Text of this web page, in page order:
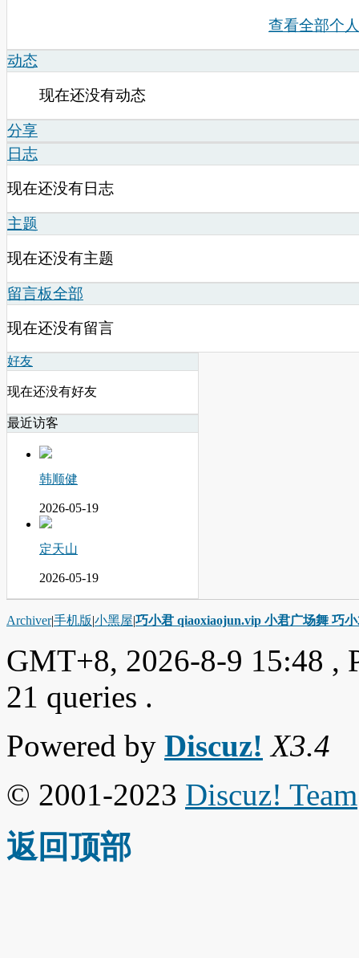
查看全部个
动态
现在还没有动态
分享
日志
现在还没有日志
主题
现在还没有主题
留言板全部
现在还没有留言
好友
现在还没有好友
最近访客
韩顺健
2026-05-19
定天山
2026-05-19
Archiver|手机版|小黑屋|巧小君 qiaoxiaojun.vip 小君广场舞 巧
GMT+8, 2026-8-9 15:48 ,
21 queries .
Powered by Discuz! X3.4
© 2001-2023 Discuz! Team
返回顶部